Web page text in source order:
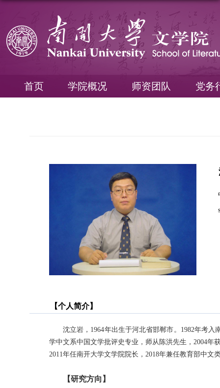
首页 学院概况 师资团队 党务
【个人简介】
沈立岩，1964年出生于河北省邯郸市。1982年考
学中文系中国文学批评史专业，师从陈洪先生，2004年
2011年任南开大学文学院院长，2018年兼任教育部中
【研究方向 】